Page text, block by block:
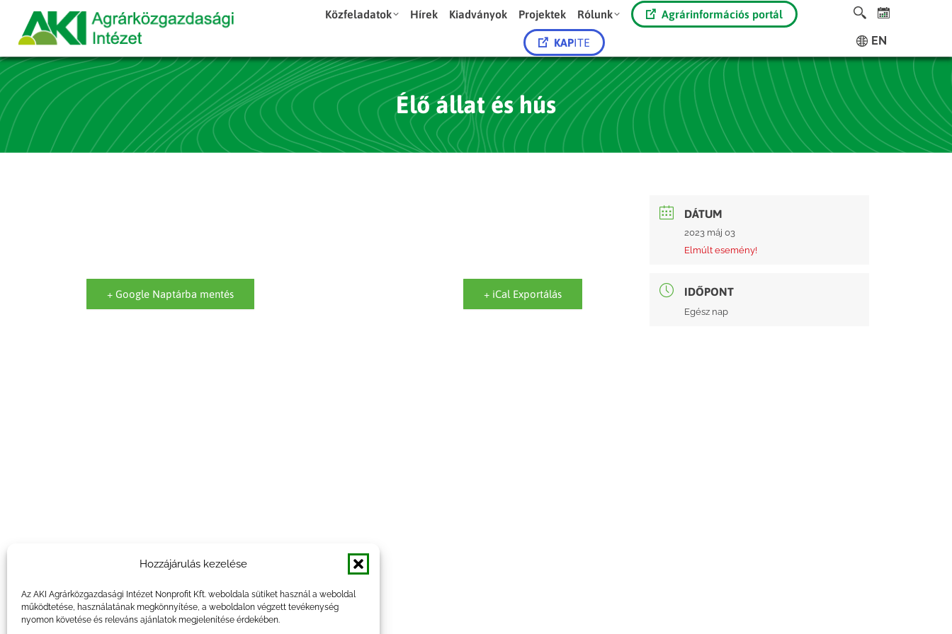
Hozzájárulás kezelése
Az AKI Agrárközgazdasági Intézet Nonprofit Kft. weboldala sütiket használ a weboldal
működtetése, használatának megkönnyítése, a weboldalon végzett tevékenység
nyomon követése és releváns ajánlatok megjelenítése érdekében.
Közfeladatok Hírek Kiadványok Projektek Rólunk Agrárinformációs portál
KAPITE EN
Élő állat és hús
+ Google Naptárba mentés + iCal Exportálás
DÁTUM
2023 máj 03
Elmúlt esemény!
IDŐPONT
Egész nap